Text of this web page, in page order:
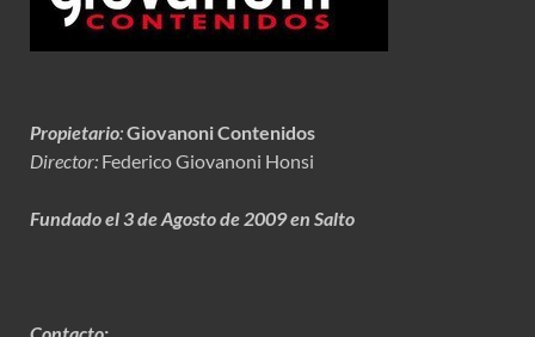
Propietario:Giovanoni Contenidos
Director: Federico Giovanoni Honsi
Fundado el 3 de Agosto de 2009 en Salto